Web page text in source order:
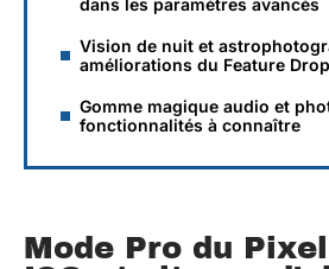
Vision de nuit et
améliorations du Feature
Gomme magique audio et
fonctionnalités à connaître
Mode Pro du